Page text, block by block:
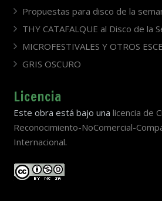
Propuestas para disco de la
THY CATAFALQUE al Disco de la
MICROFESTIVALES Y OTROS
GRIS OSCURO
Licencia
Este obra está bajo una licencia de
Reconocimiento-NoComercial-
Internacional.